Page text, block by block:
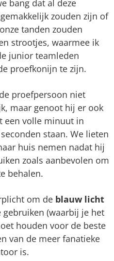
bang dat al deze
zouden zijn of
tanden zouden
strootjes, waarmee ik
junior teamleden
proefkonijn te zijn.
proefpersoon niet
maar genoot hij er ook
een volle minuut in
staan. We lieten
huis nemen nadat hij
zoals aanbevolen om
behalen.
om de blauw licht
gebruiken (waarbij je het
houden voor de beste
van de meer fanatieke
is.